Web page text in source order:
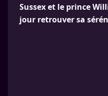
Sussex et le prince
jour retrouver sa